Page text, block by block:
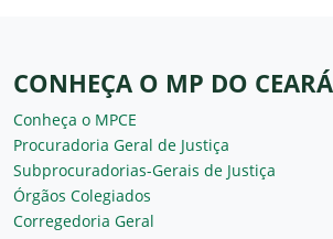
CONHEÇA O MP DO CEARÁ
Conheça o MPCE
Procuradoria Geral de Justiça
Subprocuradorias-Gerais de Justiça
Órgãos Colegiados
Corregedoria Geral